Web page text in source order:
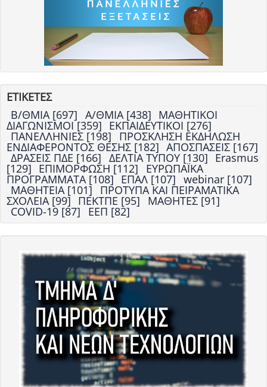
ΕΤΙΚΕΤΕΣ
Β/ΘΜΙΑ [697] Α/ΘΜΙΑ [438] ΜΑΘΗΤΙΚΟΙ
ΔΙΑΓΩΝΙΣΜΟΙ [359] ΕΚΠΑΙΔΕΥΤΙΚΟΙ [276]
ΠΑΝΕΛΛΗΝΙΕΣ [198] ΠΡΟΣΚΛΗΣΗ ΕΚΔΗΛΩΣΗ
ΕΝΔΙΑΦΕΡΟΝΤΟΣ ΘΕΣΗΣ [182] ΑΠΟΣΠΑΣΕΙΣ [167]
ΔΡΑΣΕΙΣ ΠΔΕ [166] ΔΕΛΤΙΑ ΤΥΠΟΥ [130] Erasmus
[129] ΕΠΙΜΟΡΦΩΣΗ [112] ΕΥΡΩΠΑΪΚΑ
ΠΡΟΓΡΑΜΜΑΤΑ [108] ΕΠΑΛ [107] webinar [107]
ΜΑΘΗΤΕΙΑ [101] ΠΡΟΤΥΠΑ ΚΑΙ ΠΕΙΡΑΜΑΤΙΚΑ
ΣΧΟΛΕΙΑ [99] ΠΕΚΤΠΕ [95] ΜΑΘΗΤΕΣ [91]
COVID-19 [87] ΕΕΠ [82]